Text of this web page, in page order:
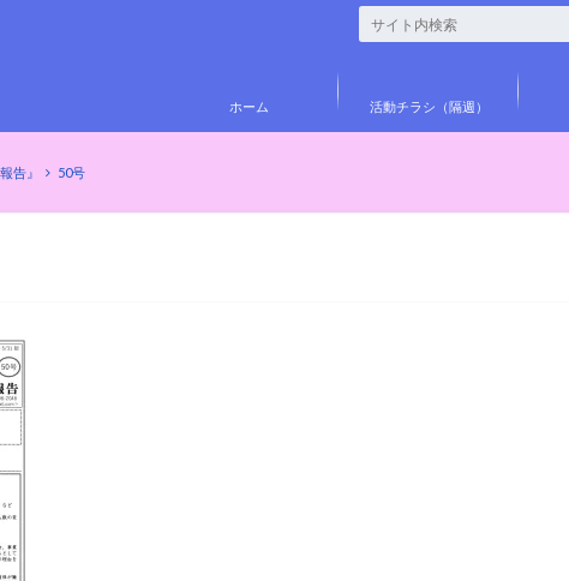
ホーム 活動チラシ（隔週）
告』 50号